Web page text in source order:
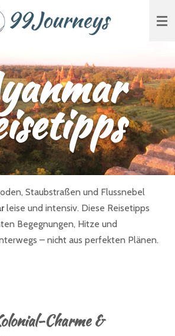
Staubstraßen und Flussnebel
leise und intensiv. Diese Reisetipps
Begegnungen, Hitze und
– nicht aus perfekten Plänen.
Charme &